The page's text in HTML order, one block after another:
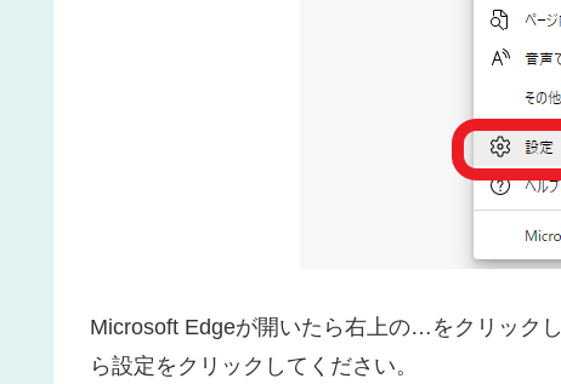
Microsoft Edgeが開いたら右上の…をクリック
ら設定をクリックしてください。